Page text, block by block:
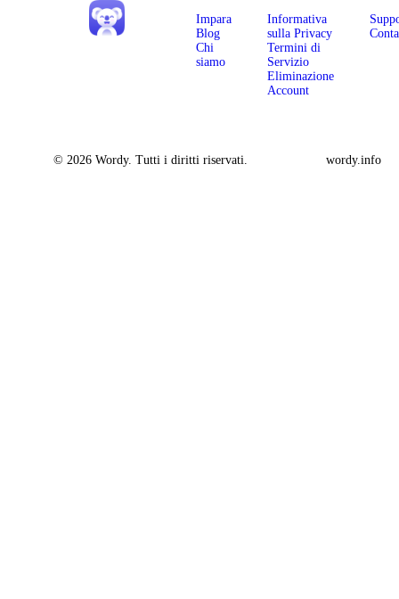
Impara
Blog
Chi
siamo
Informativa
sulla Privacy
Termini di
Servizio
Eliminazione
Account
© 2026 Wordy. Tutti i diritti riservati. wordy.info